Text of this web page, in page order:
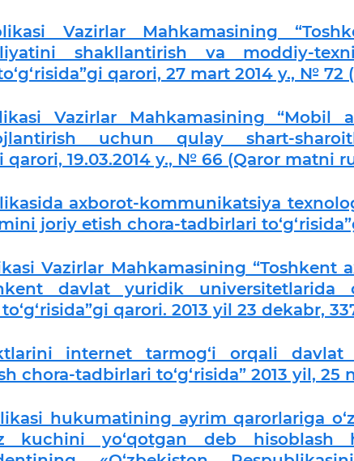
Vazirlar Mahkamasining
shakllantirish va moddiy-
qarori, 27 mart 2014 y., №
Vazirlar Mahkamasining “Mobil
uchun qulay shart-
qarori, 19.03.2014 y., № 66 (Qaror matni
axborot-kommunikatsiya
joriy etish chora-tadbirlari
Vazirlar Mahkamasining “Toshkent
davlat yuridik universitetlarida
qarori. 2013 yil 23 dekabr,
internet tarmog‘i orqali davlat
chora-tadbirlari to‘g‘risida” 2013 yil, 25
hukumatining ayrim qarorlariga
kuchini yo‘qotgan deb hisoblash